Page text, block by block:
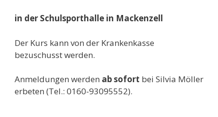
in der Schulsporthalle in Mackenzell
Der Kurs kann von der Krankenkasse
bezuschusst werden.
Anmeldungen werden ab sofort bei Silvia Möller
erbeten (Tel.: 0160-93095552).